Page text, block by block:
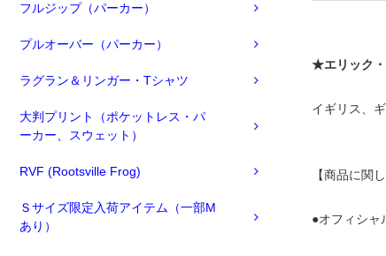
フルジップ（パーカー）
プルオーバー（パーカー）
ラグラン＆リンガー・Tシャツ
大判プリント（ポケットレス・パ
ーカー、スウェット）
RVF (Rootsville Frog)
Ｓサイズ限定入荷アイテム（一部M
あり）
★エリック・
イギリス、
【商品に関し
●オフィシャ